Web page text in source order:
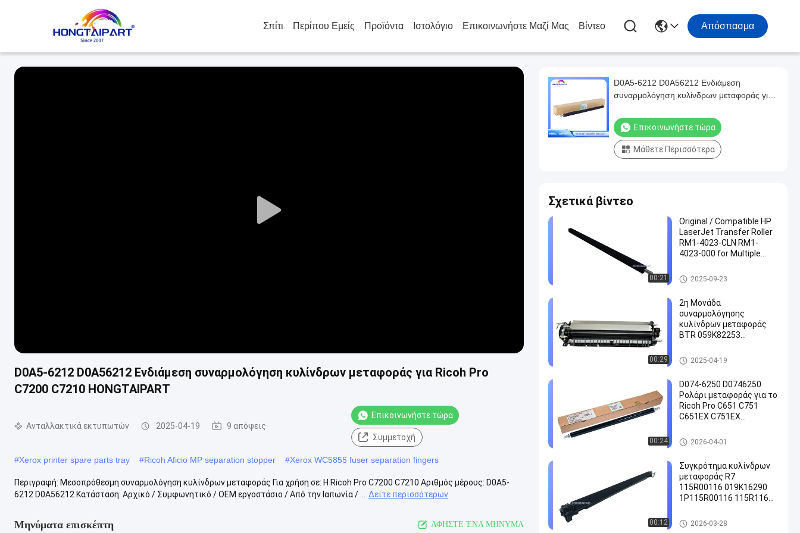
Σπίτι Περίπου Εμείς Προϊόντα Ιστολόγιο Επικοινωνήστε Μαζί Μας Βίντεο Απόσπασμα
Play
D0A5-6212 D0A56212 Ενδιάμεση συναρμολόγηση κυλίνδρων μεταφοράς για Ricoh Pro
C7200 C7210 HONGTAIPART
Ανταλλακτικά εκτυπωτών 2025-04-19 9 απόψεις
Επικοινωνήστε τώρα
Συμμετοχή
#Xerox printer spare parts tray #Ricoh Aficio MP separation stopper #Xerox WC5855 fuser separation fingers
Περιγραφή: Μεσοπρόθεσμη συναρμολόγηση κυλίνδρων μεταφοράς Για χρήση σε: Η Ricoh Pro C7200 C7210 Αριθμός μέρους: D0A5-
6212 D0A56212 Κατάσταση: Αρχικό / Συμφωνητικό / OEM εργοστάσιο / Από την Ιαπωνία / ...
Δείτε περισσότερων
Μηνύματα επισκέπτη ΑΦΗΣΤΕ ΈΝΑ ΜΗΝΥΜΑ
D0A5-6212 D0A56212 Ενδιάμεση
συναρμολόγηση κυλίνδρων μεταφοράς για
Επικοινωνήστε τώρα
Μάθετε Περισσότερα
Σχετικά βίντεο
00:21
Original / Compatible HP
LaserJet Transfer Roller
RM1-4023-CLN RM1-
4023-000 for Multiple
Κύλινδρος μεταφοράς
2025-09-23
00:29
2η Μονάδα
συναρμολόγησης
κυλίνδρων μεταφοράς
BTR 059K82253
059K68396 059K68395
Για Xerox C5580 C6680
Κύλινδρος μεταφοράς
2025-04-19
00:24
D074-6250 D0746250
Ρολάρι μεταφοράς για το
Ricoh Pro C651 C751
C651EX C751EX
έγχρωμος εκτυπωτής
Εφεδρείες εκτυπωτών
2026-04-01
00:12
Συγκρότημα κυλίνδρων
μεταφοράς R7
115R00116 019K16290
1P115R00116 115R116
B7035 B7030 B7025
Κύλινδρος μεταφοράς
2026-03-28